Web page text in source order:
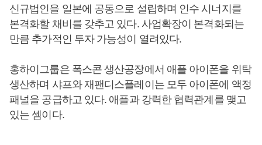
신규법인을 일본에 공동으로 설립하며 인수 시너지를
본격화할 채비를 갖추고 있다. 사업확장이 본격화되는
만큼 추가적인 투자 가능성이 열려있다.
홍하이그룹은 폭스콘 생산공장에서 애플 아이폰을 위탁
생산하며 샤프와 재팬디스플레이는 모두 아이폰에 액정
패널을 공급하고 있다. 애플과 강력한 협력관계를 맺고
있는 셈이다.